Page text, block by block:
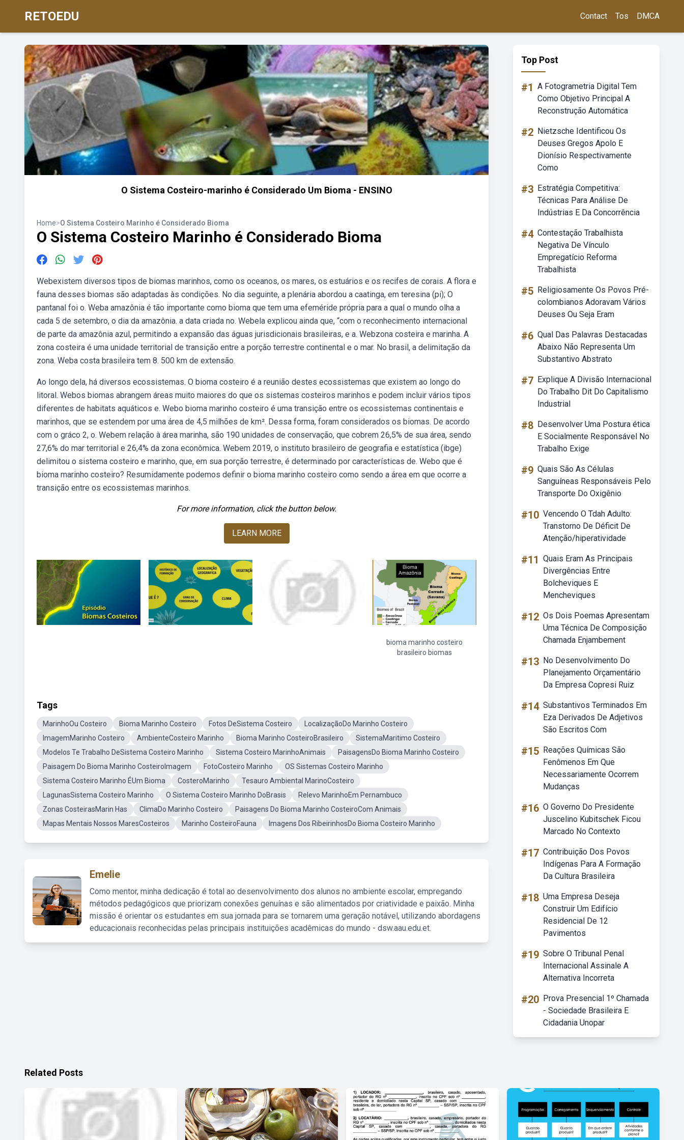
RETOEDU Contact Tos DMCA
O Sistema Costeiro-marinho é Considerado Um Bioma - ENSINO
Home>O Sistema Costeiro Marinho é Considerado Bioma
O Sistema Costeiro Marinho é Considerado Bioma
Webexistem diversos tipos de biomas marinhos, como os oceanos, os mares, os estuários e os recifes de corais. A flora e
fauna desses biomas são adaptadas às condições. No dia seguinte, a plenária abordou a caatinga, em teresina (pi); O
pantanal foi o. Weba amazônia é tão importante como bioma que tem uma efeméride própria para a qual o mundo olha a
cada 5 de setembro, o dia da amazônia. a data criada no. Webela explicou ainda que, “com o reconhecimento internacional
de parte da amazônia azul, permitindo a expansão das águas jurisdicionais brasileiras, e a. Webzona costeira e marinha. A
zona costeira é uma unidade territorial de transição entre a porção terrestre continental e o mar. No brasil, a delimitação da
zona. Weba costa brasileira tem 8. 500 km de extensão.
Ao longo dela, há diversos ecossistemas. O bioma costeiro é a reunião destes ecossistemas que existem ao longo do
litoral. Webos biomas abrangem áreas muito maiores do que os sistemas costeiros marinhos e podem incluir vários tipos
diferentes de habitats aquáticos e. Webo bioma marinho costeiro é uma transição entre os ecossistemas continentais e
marinhos, que se estendem por uma área de 4,5 milhões de km². Dessa forma, foram considerados os biomas. De acordo
com o gráco 2, o. Webem relação à área marinha, são 190 unidades de conservação, que cobrem 26,5% de sua área, sendo
27,6% do mar territorial e 26,4% da zona econômica. Webem 2019, o instituto brasileiro de geografia e estatística (ibge)
delimitou o sistema costeiro e marinho, que, em sua porção terrestre, é determinado por características de. Webo que é
bioma marinho costeiro? Resumidamente podemos definir o bioma marinho costeiro como sendo a área em que ocorre a
transição entre os ecossistemas marinhos.
For more information, click the button below.
LEARN MORE
bioma marinho costeiro
brasileiro biomas
Tags
MarinhoOu Costeiro Bioma Marinho Costeiro Fotos DeSistema Costeiro
LocalizaçãoDo Marinho Costeiro
ImagemMarinho Costeiro
AmbienteCosteiro Marinho Bioma Marinho CosteiroBrasileiro
SistemaMaritimo Costeiro
Modelos Te Trabalho DeSistema Costeiro Marinho
Sistema Costeiro MarinhoAnimais
PaisagensDo Bioma Marinho Costeiro
Paisagem Do Bioma Marinho CosteiroImagem
FotoCosteiro Marinho
OS Sistemas Costeiro Marinho
Sistema Costeiro Marinho ÉUm Bioma
CosteroMarinho
Tesauro Ambiental MarinoCosteiro
LagunasSistema Costeiro Marinho
O Sistema Costeiro Marinho DoBrasis
Relevo MarinhoEm Pernambuco
Zonas CosteirasMarin Has
ClimaDo Marinho Costeiro
Paisagens Do Bioma Marinho CosteiroCom Animais
Mapas Mentais Nossos MaresCosteiros
Marinho CosteiroFauna Imagens Dos RibeirinhosDo Bioma Costeiro Marinho
Emelie
Como mentor, minha dedicação é total ao desenvolvimento dos alunos no ambiente escolar, empregando
métodos pedagógicos que priorizam conexões genuínas e são alimentados por criatividade e paixão. Minha
missão é orientar os estudantes em sua jornada para se tornarem uma geração notável, utilizando abordagens
educacionais reconhecidas pelas principais instituições acadêmicas do mundo - dsw.aau.edu.et.
Top Post
#1 A Fotogrametria Digital Tem
Como Objetivo Principal A
Reconstrução Automática
#2 Nietzsche Identificou Os
Deuses Gregos Apolo E
Dionísio Respectivamente
Como
#3 Estratégia Competitiva:
Técnicas Para Análise De
Indústrias E Da Concorrência
#4 Contestação Trabalhista
Negativa De Vínculo
Empregatício Reforma
Trabalhista
#5 Religiosamente Os Povos Pré-
colombianos Adoravam Vários
Deuses Ou Seja Eram
#6 Qual Das Palavras Destacadas
Abaixo Não Representa Um
Substantivo Abstrato
#7 Explique A Divisão Internacional
Do Trabalho Dit Do Capitalismo
Industrial
#8 Desenvolver Uma Postura ética
E Socialmente Responsável No
Trabalho Exige
#9 Quais São As Células
Sanguíneas Responsáveis Pelo
Transporte Do Oxigênio
#10 Vencendo O Tdah Adulto:
Transtorno De Déficit De
Atenção/hiperatividade
#11 Quais Eram As Principais
Divergências Entre
Bolcheviques E
Mencheviques
#12 Os Dois Poemas Apresentam
Uma Técnica De Composição
Chamada Enjambement
#13 No Desenvolvimento Do
Planejamento Orçamentário
Da Empresa Copresi Ruiz
#14 Substantivos Terminados Em
Eza Derivados De Adjetivos
São Escritos Com
#15 Reações Químicas São
Fenômenos Em Que
Necessariamente Ocorrem
Mudanças
#16 O Governo Do Presidente
Juscelino Kubitschek Ficou
Marcado No Contexto
#17 Contribuição Dos Povos
Indígenas Para A Formação
Da Cultura Brasileira
#18 Uma Empresa Deseja
Construir Um Edifício
Residencial De 12
Pavimentos
#19 Sobre O Tribunal Penal
Internacional Assinale A
Alternativa Incorreta
#20 Prova Presencial 1º Chamada
- Sociedade Brasileira E
Cidadania Unopar
Related Posts